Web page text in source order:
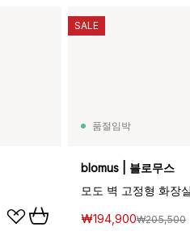
품절임박
blomus | 블로무스
모도 벽 고정형 화장
₩194,900₩205,500
SALE